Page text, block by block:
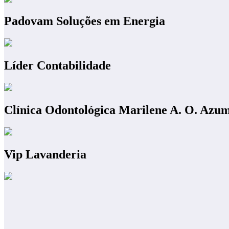
Padovam Soluções em Energia
Líder Contabilidade
Clínica Odontológica Marilene A. O.
Vip Lavanderia